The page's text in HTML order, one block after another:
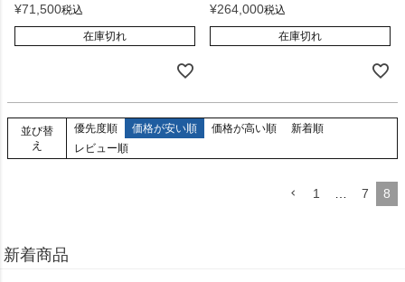
¥71,500税込
在庫切れ
¥264,000税込
在庫切れ
並び替
え
優先度順 価格が安い順 価格が高い順
新着順
レビュー順
1 7 8
新着商品